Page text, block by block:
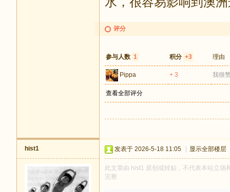
评分
参与人数 1 积分 +3 理由
Pippa + 3 我很
查看全部评分
hist1 发表于 2026-5-18 11:05 显示全部楼层
此文章由 hist1 原创或转贴，不代表本站立
完整